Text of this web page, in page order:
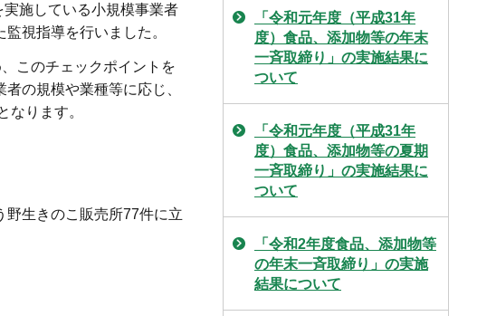
施している小規模事業者
視指導を行いました。
このチェックポイントを
の規模や業種等に応じ、
なります。
野生きのこ販売所77件に立
「令和元年度（平成31年
度）食品、添加物等の年末
一斉取締り」の実施結果に
ついて
「令和元年度（平成31年
度）食品、添加物等の夏期
一斉取締り」の実施結果に
ついて
「令和2年度食品、添加物等
の年末一斉取締り」の実施
結果について